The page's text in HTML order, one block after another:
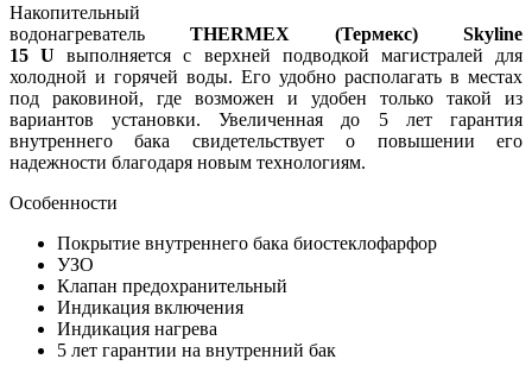
Накопительный
водонагреватель THERMEX (Термекс) Skyline
15U выполняется с верхней подводкой магистралей для
холодной и горячей воды. Его удобно располагать в местах
под раковиной, где возможен и удобен только такой из
вариантов установки. Увеличенная до 5 лет гарантия
внутреннего бака свидетельствует о повышении его
надежности благодаря новым технологиям.
Особенности
Покрытие внутреннего бака биостеклофарфор
УЗО
Клапан предохранительный
Индикация включения
Индикация нагрева
5 лет гарантии на внутренний бак